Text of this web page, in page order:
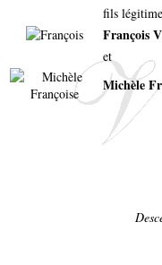
fils
François
et
Michèle